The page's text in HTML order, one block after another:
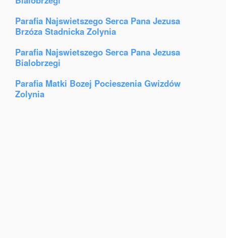
Parafia Najswietszego Serca Pana Jezusa
Brzóza Stadnicka Zolynia
Parafia Najswietszego Serca Pana Jezusa
Bialobrzegi
Parafia Matki Bozej Pocieszenia Gwizdów
Zolynia